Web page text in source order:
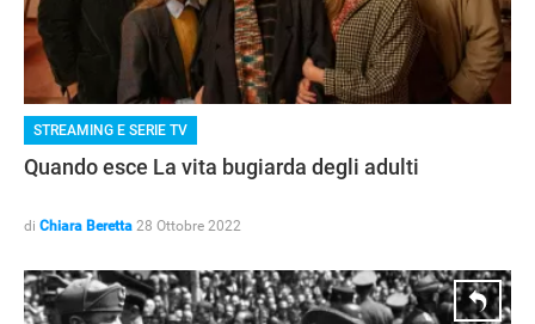
STREAMING E SERIE TV
STREAMING E SERIE TV
Quando esce La vita bugiarda degli adulti
di Chiara Beretta 28 Ottobre 2022